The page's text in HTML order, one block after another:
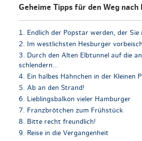
Geheime Tipps für den Weg nach
1. Endlich der Popstar werden, der Sie
2. Im westlichsten Hesburger
3. Durch den Alten Elbtunnel auf die
schlendern...
4. Ein halbes Hähnchen in der Kleinen
5. Ab an den Strand!
6. Lieblingsbalkon vieler Hamburger
7. Franzbrötchen zum Frühstück
8. Bitte recht freundlich!
9. Reise in die Vergangenheit